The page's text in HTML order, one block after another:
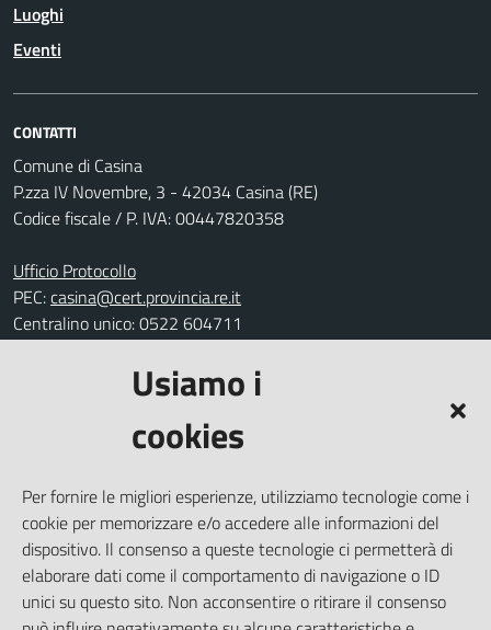
Usiamo i
cookies
Per fornire le migliori esperienze, utilizziamo tecnologie come i
cookie per memorizzare e/o accedere alle informazioni del
dispositivo. Il consenso a queste tecnologie ci permetterà di
elaborare dati come il comportamento di navigazione o ID
unici su questo sito. Non acconsentire o ritirare il consenso
Luoghi
Eventi
CONTATTI
Comune di Casina
P.zza IV Novembre, 3 - 42034 Casina (RE)
Codice fiscale / P. IVA: 00447820358
Ufficio Protocollo
PEC:casina@cert.provincia.re.it
Centralino unico: 0522 604711
Segnalazione disservizio
Amministrazione trasparente
Informativa privacy
Note legali
Dichiarazione di accessibilità